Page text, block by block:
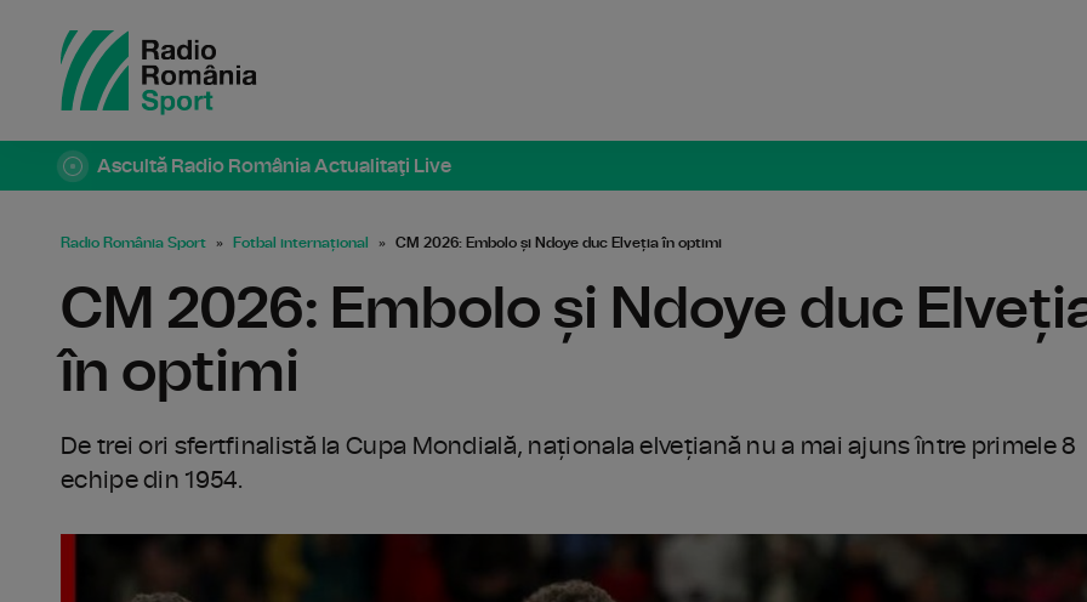
Ascultă Radio România Actualitaţi Live
Radio România Sport Fotbal internațional CM 2026: Embolo și Ndoye duc Elveția în optimi
CM 2026: Embolo și Ndoye duc
în optimi
De trei ori sfertfinalistă la Cupa Mondială, naționala elvețiană nu a mai ajuns între primele 8
echipe din 1954.